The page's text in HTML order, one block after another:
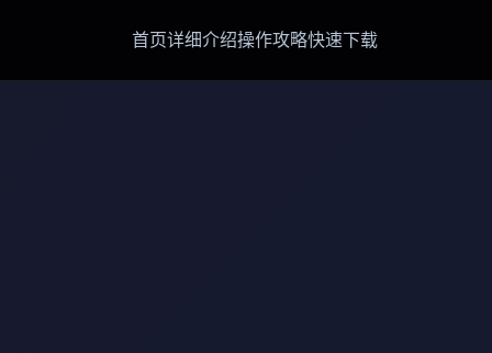
首页详细介绍操作攻略快速下载